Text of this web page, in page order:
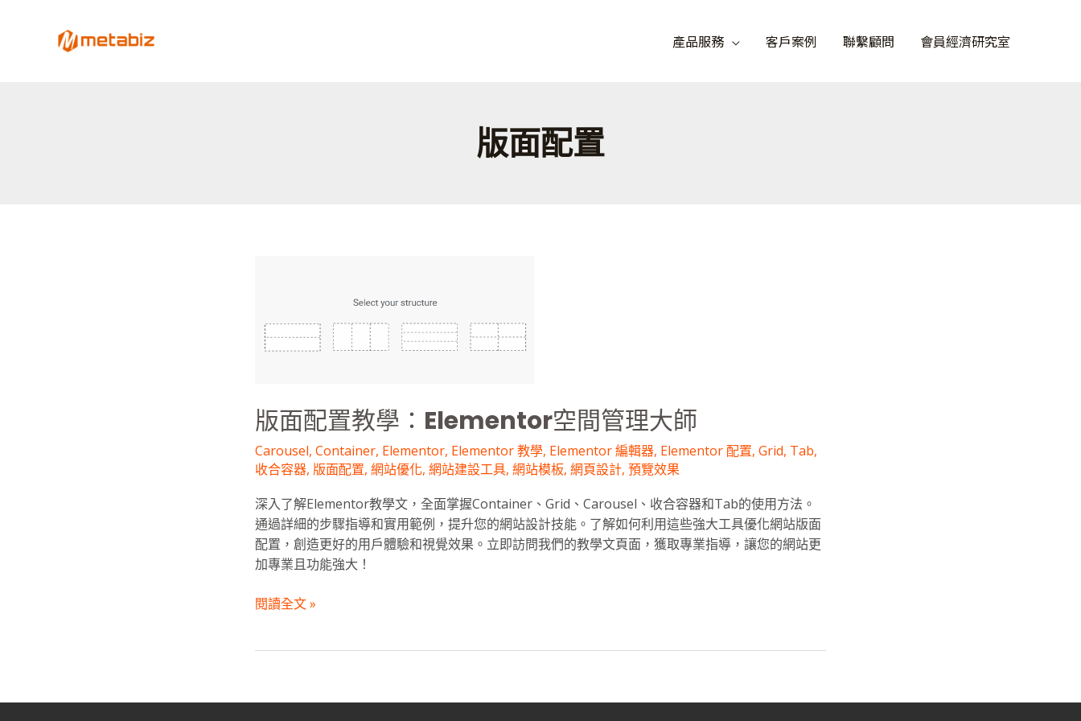
產品服務 客戶案例 聯繫顧問 會員經濟研究室
版面配置
版面配置教學：Elementor空間管理大師
Carousel, Container, Elementor, Elementor 教學, Elementor 編輯器, Elementor 配置, Grid, Tab,
收合容器, 版面配置, 網站優化, 網站建設工具, 網站模板, 網頁設計, 預覽效果
深入了解Elementor教學文，全面掌握Container、Grid、Carousel、收合容器和Tab的使用方法。
通過詳細的步驟指導和實用範例，提升您的網站設計技能。了解如何利用這些強大工具優化網站版面
配置，創造更好的用戶體驗和視覺效果。立即訪問我們的教學文頁面，獲取專業指導，讓您的網站更
加專業且功能強大！
置
教
空
間
管
理
師
閱讀全文 »